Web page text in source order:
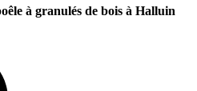
à granulés de bois à Halluin